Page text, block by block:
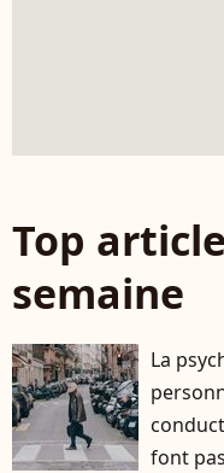
Top
semaine
La
font